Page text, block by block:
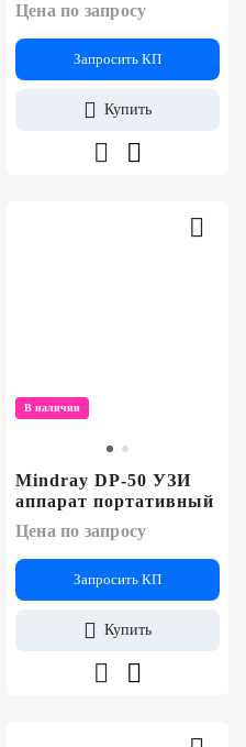
Цена по запросу
Запросить КП
Купить
В наличии
Mindray DP-50 УЗИ
аппарат портативный
Цена по запросу
Запросить КП
Купить